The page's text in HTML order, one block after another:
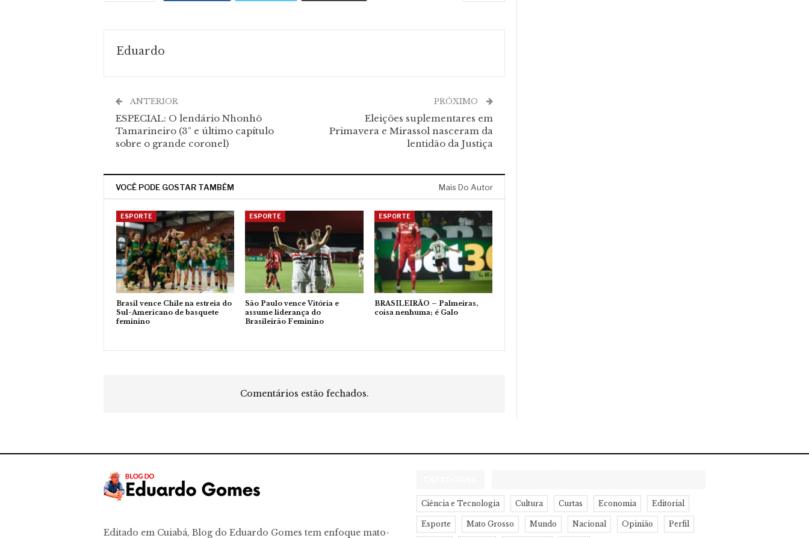
Eduardo
ANTERIOR
ESPECIAL: O lendário Nhonhô
Tamarineiro (3º e último capítulo
sobre o grande coronel)
PRÓXIMO
Eleições suplementares em
Primavera e Mirassol nasceram da
lentidão da Justiça
VOCÊ PODE GOSTAR TAMBÉM Mais Do Autor
ESPORTE
Brasil vence Chile na estreia do
Sul-Americano de basquete
feminino
ESPORTE
São Paulo vence Vitória e
assume liderança do
Brasileirão Feminino
ESPORTE
BRASILEIRÃO – Palmeiras,
coisa nenhuma; é Galo
Comentários estão fechados.
Editado em Cuiabá, Blog do Eduardo Gomes tem enfoque mato-
CATEGORIAS
Ciência e Tecnologia Cultura Curtas Economia Editorial
Esporte Mato Grosso Mundo Nacional Opinião Perfil